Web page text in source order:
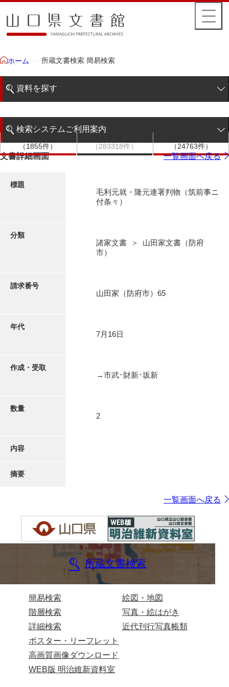
ホーム 所蔵文書検索 簡易検索
資料を探す
階層検索
写真・絵はがき
高画質画像ダウンロード
検索システムご利用案内
検索システムの利用について
（1855件）
（283318件）
（24763件）
文書詳細画面 一覧画面へ戻る
標題
毛利元就・隆元連署判物（筑前事ニ
付条々）
分類
諸家文書 ＞ 山田家文書（防府
市）
請求番号
山田家（防府市）65
年代
7月16日
作成・受取
→市武･財新･坂新
数量
2
内容
摘要
一覧画面へ戻る
所蔵文書検索
簡易検索
階層検索
詳細検索
絵図・地図
写真・絵はがき
近代刊行写真帳類
ポスター・リーフレット
高画質画像ダウンロード
WEB版 明治維新資料室